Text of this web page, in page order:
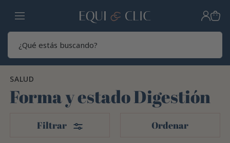
Hogar
SALUD
Forma y estado Digestión
Filtrar Filtros Ordenar